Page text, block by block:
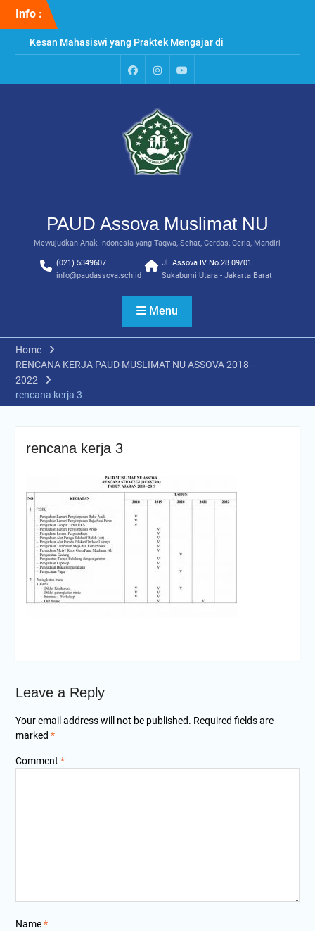
Info :
Kesan Mahasiswi yang Praktek Mengajar di
PAUD Assova
Penyuluhan & Perawatan Gigi di PAUD Assova
Muslimat NU
PaudInstagram
Youtube
PAUD Assova Muslimat NU
Mewujudkan Anak Indonesia yang Taqwa, Sehat, Cerdas, Ceria, Mandiri
(021) 5349607
info@paudassova.sch.id
Jl. Assova IV No.28 09/01
Sukabumi Utara - Jakarta Barat
Menu
Home
RENCANA KERJA PAUD MUSLIMAT NU ASSOVA 2018 –
2022
rencana kerja 3
rencana kerja 3
Leave a Reply
Your email address will not be published. Required fields are
marked *
Comment *
Name*